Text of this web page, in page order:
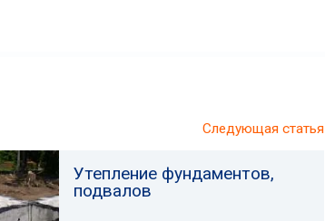
Следующая статья
Утепление фундаментов,
подвалов